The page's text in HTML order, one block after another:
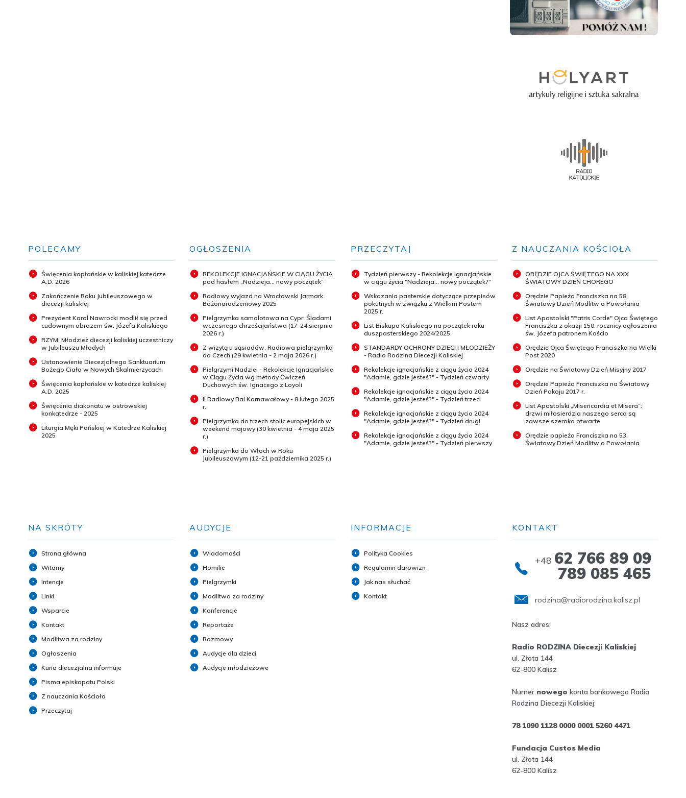
POLECAMY
Święcenia kapłańskie w kaliskiej katedrze
A.D. 2026
Zakończenie Roku Jubileuszowego w
diecezji kaliskiej
Prezydent Karol Nawrocki modlił się przed
cudownym obrazem św. Józefa Kaliskiego
RZYM: Młodzież diecezji kaliskiej uczestniczy
w Jubileuszu Młodych
Ustanowienie Diecezjalnego Sanktuarium
Bożego Ciała w Nowych Skalmierzycach
Święcenia kapłańskie w katedrze kaliskiej
A.D. 2025
Święcenia diakonatu w ostrowskiej
konkatedrze - 2025
Liturgia Męki Pańskiej w Katedrze Kaliskiej
2025
OGŁOSZENIA
REKOLEKCJE IGNACJAŃSKIE W CIĄGU ŻYCIA
pod hasłem „Nadzieja... nowy początek”
Radiowy wyjazd na Wrocławski Jarmark
Bożonarodzeniowy 2025
Pielgrzymka samolotowa na Cypr. Śladami
wczesnego chrześcijaństwa (17-24 sierpnia
2026 r.)
Z wizytą u sąsiadów. Radiowa pielgrzymka
do Czech (29 kwietnia - 2 maja 2026 r.)
Pielgrzymi Nadziei - Rekolekcje Ignacjańskie
w Ciągu Życia wg metody Ćwiczeń
Duchowych św. Ignacego z Loyoli
II Radiowy Bal Karnawałowy - 8 lutego 2025
r.
Pielgrzymka do trzech stolic europejskich w
weekend majowy (30 kwietnia - 4 maja 2025
r.)
Pielgrzymka do Włoch w Roku
Jubileuszowym (12-21 października 2025 r.)
PRZECZYTAJ
Tydzień pierwszy - Rekolekcje ignacjańskie
w ciągu życia "Nadzieja... nowy początek?"
Wskazania pasterskie dotyczące przepisów
pokutnych w związku z Wielkim Postem
2025 r.
List Biskupa Kaliskiego na początek roku
duszpasterskiego 2024/2025
STANDARDY OCHRONY DZIECI I MŁODZIEŻY
- Radio Rodzina Diecezji Kaliskiej
Rekolekcje ignacjańskie z ciągu życia 2024
"Adamie, gdzie jesteś?" - Tydzień czwarty
Rekolekcje ignacjańskie z ciągu życia 2024
"Adamie, gdzie jesteś?" - Tydzień trzeci
Rekolekcje ignacjańskie z ciągu życia 2024
"Adamie, gdzie jesteś?" - Tydzień drugi
Rekolekcje ignacjańskie z ciągu życia 2024
"Adamie, gdzie jesteś?" - Tydzień pierwszy
Z NAUCZANIA KOŚCIOŁA
ORĘDZIE OJCA ŚWIĘTEGO NA XXX
ŚWIATOWY DZIEŃ CHOREGO
Orędzie Papieża Franciszka na 58.
Światowy Dzień Modlitw o Powołania
List Apostolski "Patris Corde" Ojca Świętego
Franciszka z okazji 150. rocznicy ogłoszenia
św. Józefa patronem Kościo
Orędzie Ojca Świętego Franciszka na Wielki
Post 2020
Orędzie na Światowy Dzień Misyjny 2017
Orędzie Papieża Franciszka na Światowy
Dzień Pokoju 2017 r.
List Apostolski „Misericordia et Misera”:
drzwi miłosierdzia naszego serca są
zawsze szeroko otwarte
Orędzie papieża Franciszka na 53.
Światowy Dzień Modlitw o Powołania
NA SKRÓTY
Strona główna
Witamy
Intencje
Linki
Wsparcie
Kontakt
Modlitwa za rodziny
Ogłoszenia
Kuria diecezjalna informuje
Pisma episkopatu Polski
Z nauczania Kościoła
Przeczytaj
AUDYCJE
Wiadomości
Homilie
Pielgrzymki
Modlitwa za rodziny
Konferencje
Reportaże
Rozmowy
Audycje dla dzieci
Audycje młodzieżowe
INFORMACJE
Polityka Cookies
Regulamin darowizn
Jak nas słuchać
Kontakt
KONTAKT
+48 62 766 89 09
789 085 465
rodzina@radiorodzina.kalisz.pl
Nasz adres:
Radio RODZINA Diecezji Kaliskiej
ul. Złota 144
62-800 Kalisz
Numer nowego konta bankowego Radia
Rodzina Diecezji Kaliskiej:
78 1090 1128 0000 0001 5260 4471
Fundacja Custos Media
ul. Złota 144
62-800 Kalisz